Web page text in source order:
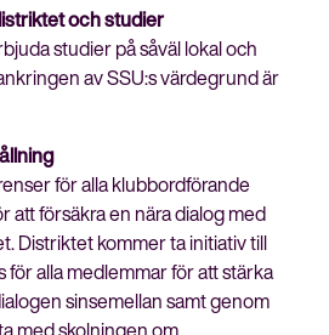
och studier
studier på såväl lokal och
av SSU:s värdegrund är
för alla klubbordförande
att försäkra en nära dialog med
Distriktet kommer ta initiativ till
alla medlemmar för att stärka
sinsemellan samt genom